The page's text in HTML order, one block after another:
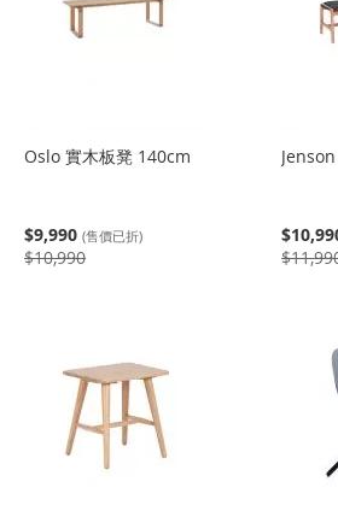
Oslo 實木板凳 140cm
$9,990 (售價已折)
$10,990